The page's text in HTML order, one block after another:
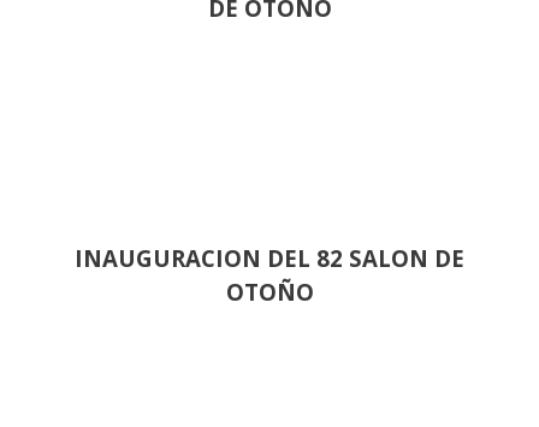
DE OTOÑO
INAUGURACION DEL 82 SALON DE
OTOÑO